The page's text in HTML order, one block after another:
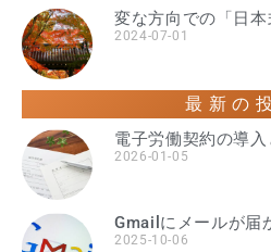
変な方向での「日本
2024-07-01
最新の
電子労働契約の導
2026-01-05
Gmailにメールが届
2025-10-06